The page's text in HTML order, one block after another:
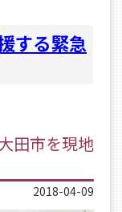
する緊急
田市を現地
2018-04-09